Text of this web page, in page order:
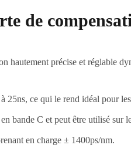
de
hautement précise et réglable
ce qui le rend idéal pour
bande C et peut être utilisé
en charge ± 1400ps/nm.